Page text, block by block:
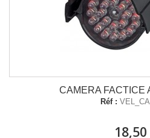
CAMERA FACTICE
Réf :
18,50